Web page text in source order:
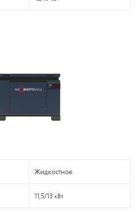
Жидкостное
11,5/13 кВт